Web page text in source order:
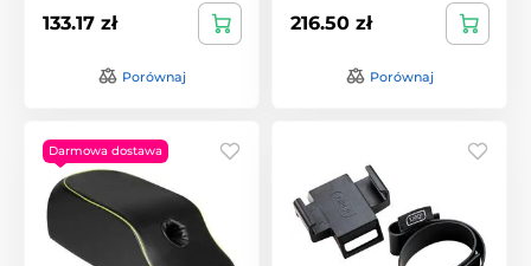
133.17 zł
Porównaj
216.50 zł
Porównaj
Darmowa dostawa